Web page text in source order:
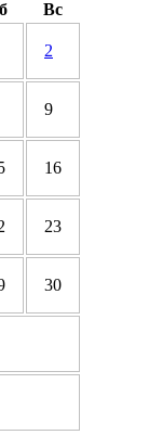
Вс
2
9
16
23
30